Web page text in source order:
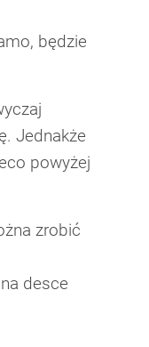
będzie
Jednakże
powyżej
zrobić
desce